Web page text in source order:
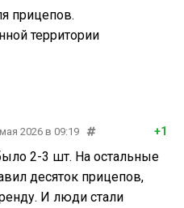
прицепов.
территории
2026 в 09:19 +1
2-3 шт. На остальные
десяток прицепов,
И люди стали